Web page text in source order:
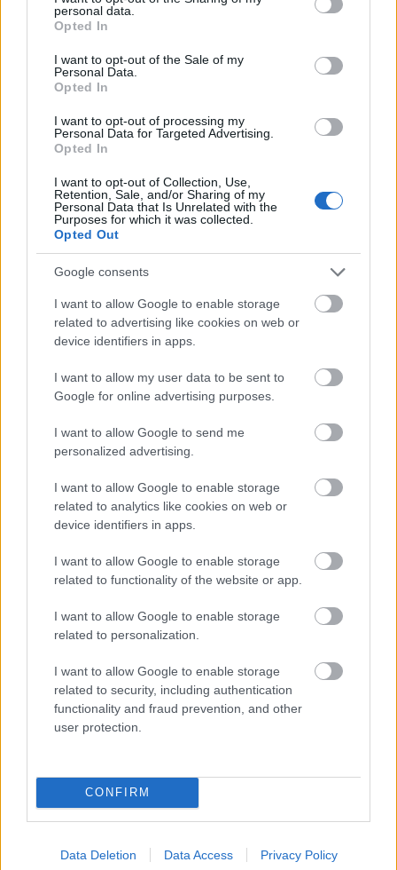
grant or deny consent to Google and its third-party tags to
use your data for below specified purposes in below Google
consent section.
personal data.
Opted In
I want to opt-out of the Sale of my
Personal Data.
Opted In
I want to opt-out of processing my
Personal Data for Targeted Advertising.
Opted In
I want to opt-out of Collection, Use,
Retention, Sale, and/or Sharing of my
Personal Data that Is Unrelated with the
Purposes for which it was collected.
Opted Out
Google consents
I want to allow Google to enable storage
related to advertising like cookies on web or
device identifiers in apps.
I want to allow my user data to be sent to
Google for online advertising purposes.
I want to allow Google to send me
personalized advertising.
I want to allow Google to enable storage
related to analytics like cookies on web or
device identifiers in apps.
I want to allow Google to enable storage
related to functionality of the website or app.
I want to allow Google to enable storage
related to personalization.
I want to allow Google to enable storage
related to security, including authentication
functionality and fraud prevention, and other
user protection.
CONFIRM
Data Deletion Data Access Privacy Policy
APetőfi Kulturális Program
Örömtánc című előadásukkal utazzák körbe az országot, de
műsoron tartják egyedülállóTündérhinta
című babaszínházi
előadásukat és aKamaszodók - Élet a falakon túl
ifjúsági
előadást is.Új mesedarabbal és babaszínházi
Azünnepi időszakraa társulat aKarácsonyi álom - a fény
meséjecímű előadással készül, amit kicsiknek és nagyoknak
fűzik fel (pásztorünnep, Márton-nap, advent), minden
hónapban a Fonó Budai Zeneházban
Számos meghívást kapnak
közelmúltban „403. billentyű” – Presser-koncert vendégei
voltak, most a december 28-aiDohnányi zenekarral
közös
nagykoncertre készülnek.
2025. 10. 19.|Küttel Dávid
Szokolay Dongó Balázs az improvizáció népi fúvós
nagymestere, emellett zeneszerzéssel is foglalkozik.
Karakteres játéka, egyedi dallamformálása és ötletes szólói
rengeteg alkotó számára jelentenek kapcsolódási pontot.
Születésnapi műsorában életútja fontos és jelenleg is aktív
formációit mutatja be -- a teljesség igénye nélkül.
tovább
Túlvilági olimpikonok a Depeche Mode
univerzumában – grandiózus show az MVM
Dome-ban
Két olimpiai bajnok, Szász Emese és Fodor Rajmund is kilép a
valóság kereteiből, hogy misztikus lényként keljen életre a